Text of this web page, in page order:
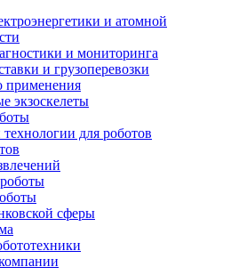
и атомной
и мониторинга
и грузоперевозки
экзоскелеты
для роботов
сферы